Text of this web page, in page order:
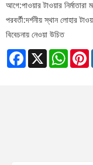
আগে:পাওয়ার টাওয়ার নির্মাতারা
পরবর্তী:দর্শনীয় স্থান লোহার
বিবেচনায় নেওয়া উচিত
Facebook
X